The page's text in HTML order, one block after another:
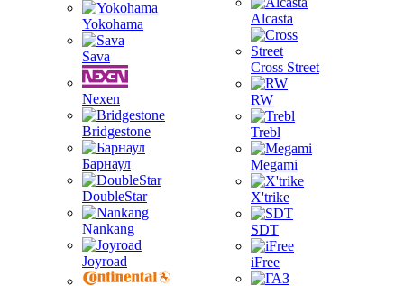
Yokohama
Sava
Nexen
Bridgestone
Барнаул
DoubleStar
Nankang
Joyroad
Alcasta
Cross Street
RW
Trebl
Megami
X'trike
SDT
iFree